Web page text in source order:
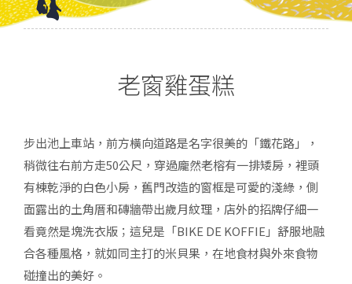
老窗雞蛋糕
步出池上車站，前方橫向道路是名字很美的「鐵花路」，
稍微往右前方走50公尺，穿過龐然老榕有一排矮房，裡頭
有棟乾淨的白色小房，舊門改造的窗框是可愛的淺綠，側
面露出的土角厝和磚牆帶出歲月紋理，店外的招牌仔細一
看竟然是塊洗衣版；這兒是「BIKE DE KOFFIE」舒服地融
合各種風格，就如同主打的米貝果，在地食材與外來食物
碰撞出的美好。